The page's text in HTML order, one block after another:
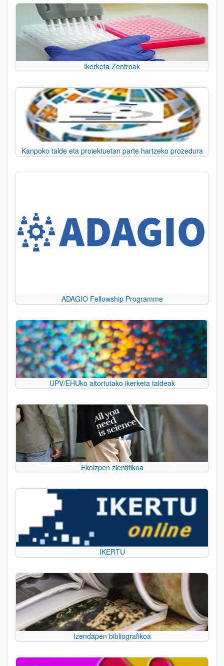
Ikerketa Zentroak
Kanpoko talde eta proiektuetan parte hartzeko prozedura
ADAGIO Fellowship Programme
UPV/EHUko aitortutako ikerketa taldeak
Ekoizpen zientifikoa
IKERTU
Izendapen bibliografikoa